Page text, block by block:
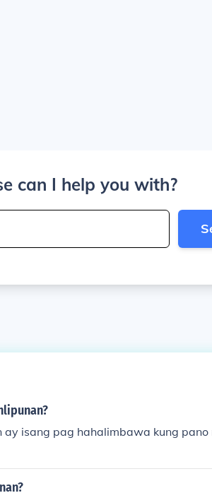
can I help you with?
isang pag hahalimbawa kung